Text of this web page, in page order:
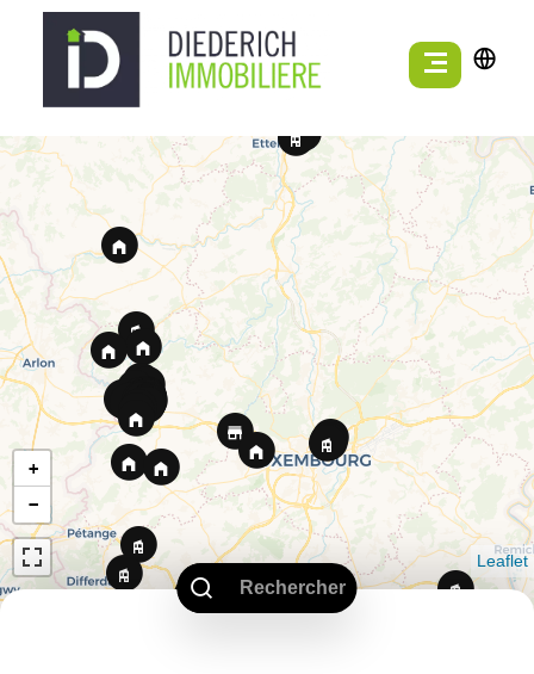
Rechercher
+
−
Leaflet